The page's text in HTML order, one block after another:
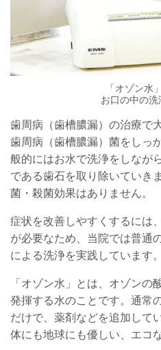
「オゾン水
お口の中の洗
歯周病（歯槽膿漏）の治療で
歯周病（歯槽膿漏）菌をしっ
般的にはお水で洗浄をしなが
である歯石を取り除いていき
菌・殺菌効果はありません。
症状を改善しやすくするには
が必要なため、当院では普通
による洗浄を実践しています。
「オゾン水」とは、オゾンの
発揮する水のことです。通常
だけで、薬剤などを追加して
体にも地球にも優しい、エコ